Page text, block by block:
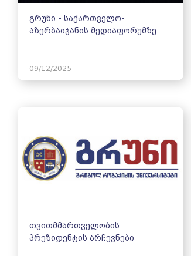
გრუნი - საქართველო-
აზერბაიჯანის მედიაფორუმზე
09/12/2025
თვითმმართველობის
პრეზიდენტის არჩევნები